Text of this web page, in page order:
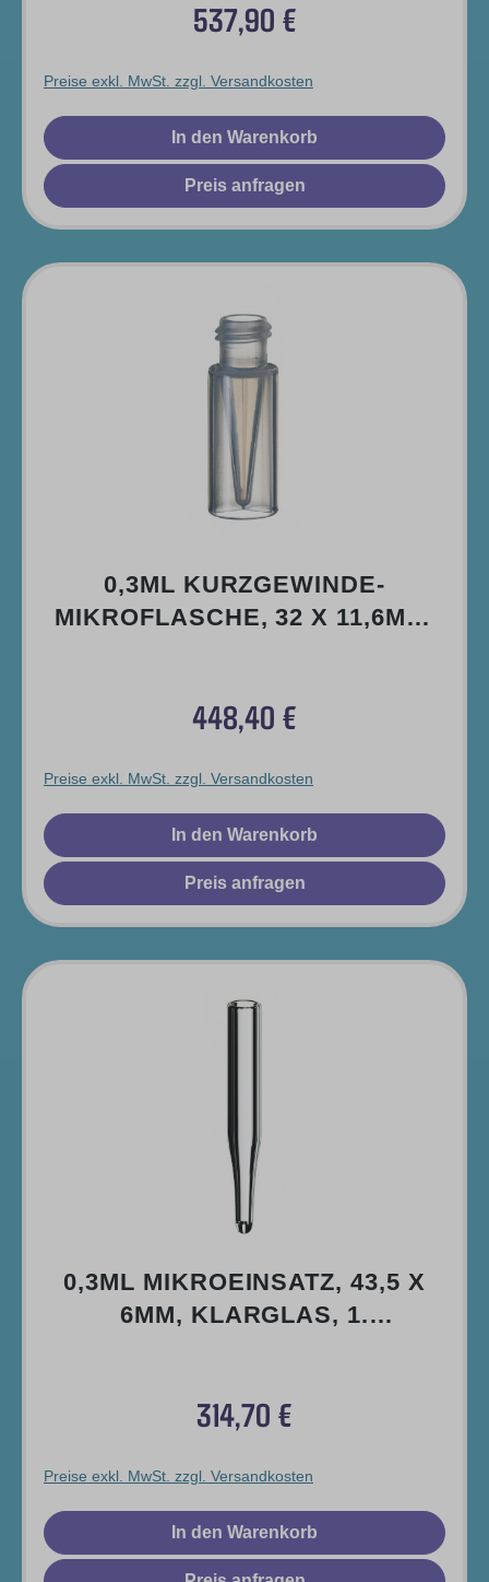
Regulärer Preis:
537,90 €
Preise exkl. MwSt. zzgl. Versandkosten
In den Warenkorb
Preis anfragen
0,3ML KURZGEWINDE-
MIKROFLASCHE, 32 X 11,6MM,
Regulärer Preis:
448,40 €
Preise exkl. MwSt. zzgl. Versandkosten
In den Warenkorb
Preis anfragen
0,3ML MIKROEINSATZ, 43,5 X
6MM, KLARGLAS, 1.
Regulärer Preis:
314,70 €
Preise exkl. MwSt. zzgl. Versandkosten
In den Warenkorb